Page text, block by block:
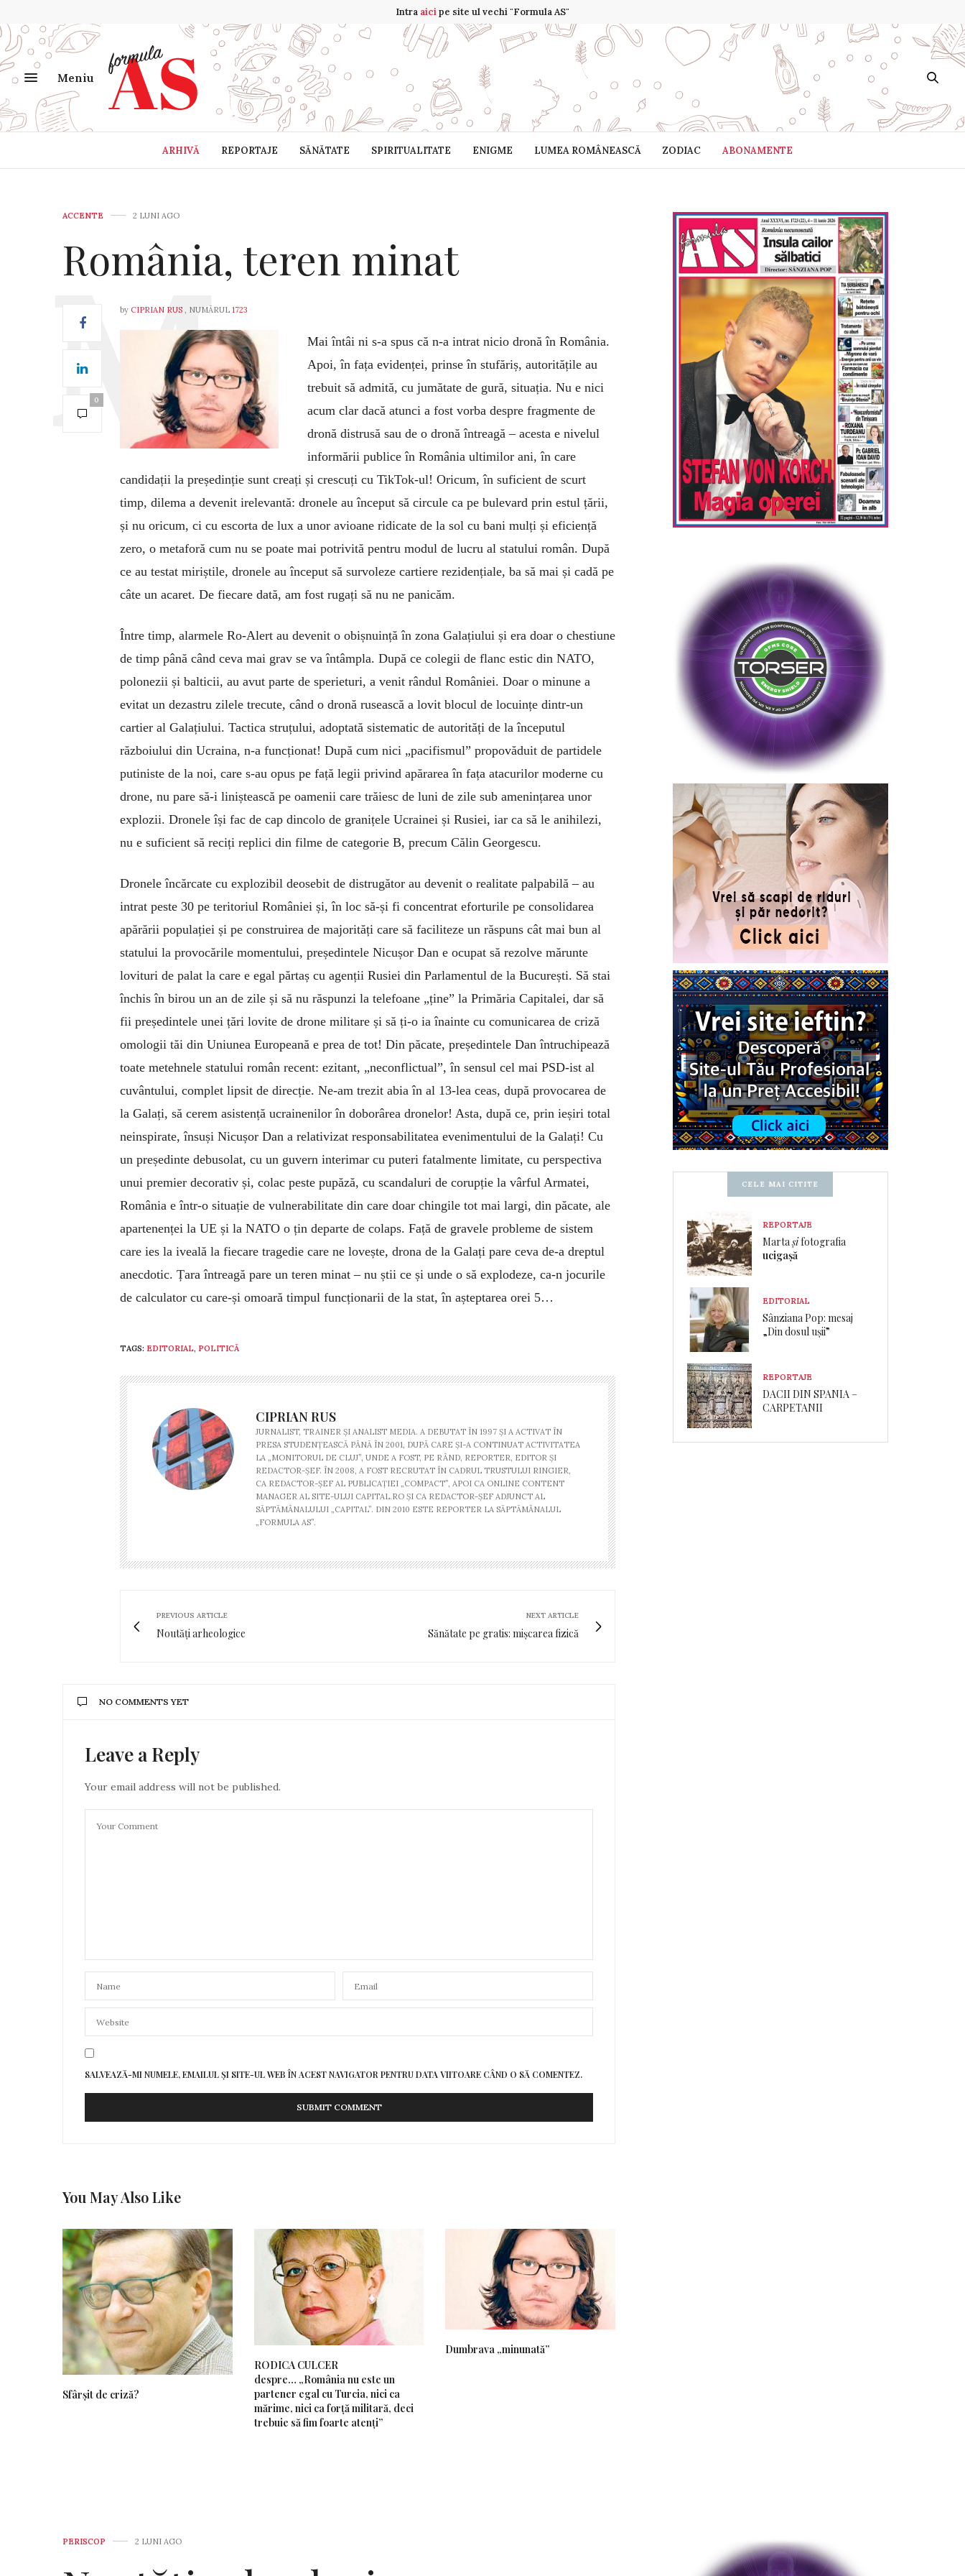
Intra aicipe site ul vechi "Formula AS"
Meniu
ARHIVĂ REPORTAJE SĂNĂTATE SPIRITUALITATE ENIGME LUMEA ROMÂNEASCĂ ZODIAC ABONAMENTE
ACCENTE 2 LUNI AGO
România, teren minat
0
by CIPRIAN RUS , NUMĂRUL 1723
Mai întâi ni s-a spus că n-a intrat nicio dronă în România.
Apoi, în fața evidenței, prinse în stufăriș, autoritățile au
trebuit să admită, cu jumătate de gură, situația. Nu e nici
acum clar dacă atunci a fost vorba despre fragmente de
dronă distrusă sau de o dronă întreagă – acesta e nivelul
informării publice în România ultimilor ani, în care
candidații la președinție sunt creați și crescuți cu TikTok-ul! Oricum, în suficient de scurt
timp, dilema a devenit irelevantă: dronele au început să circule ca pe bulevard prin estul țării,
și nu oricum, ci cu escorta de lux a unor avioane ridicate de la sol cu bani mulți și eficiență
zero, o metaforă cum nu se poate mai potrivită pentru modul de lucru al statului român. După
ce au testat miriștile, dronele au început să survoleze cartiere rezidențiale, ba să mai și cadă pe
câte un acaret. De fiecare dată, am fost rugați să nu ne panicăm.
Între timp, alarmele Ro-Alert au devenit o obișnuință în zona Galațiului și era doar o chestiune
de timp până când ceva mai grav se va întâmpla. După ce colegii de flanc estic din NATO,
polonezii și balticii, au avut parte de sperieturi, a venit rândul României. Doar o minune a
evitat un dezastru zilele trecute, când o dronă rusească a lovit blocul de locuințe dintr-un
cartier al Galațiului. Tactica struțului, adoptată sistematic de autorități de la începutul
războiului din Ucraina, n-a funcționat! După cum nici „pacifismul” propovăduit de partidele
putiniste de la noi, care s-au opus pe față legii privind apărarea în fața atacurilor moderne cu
drone, nu pare să-i liniștească pe oamenii care trăiesc de luni de zile sub amenințarea unor
explozii. Dronele își fac de cap dincolo de granițele Ucrainei și Rusiei, iar ca să le anihilezi,
nu e suficient să reciți replici din filme de categorie B, precum Călin Georgescu.
Dronele încărcate cu explozibil deosebit de distrugător au devenit o realitate palpabilă – au
intrat peste 30 pe teritoriul României și, în loc să-și fi concentrat eforturile pe consolidarea
apărării populației și pe construirea de majorități care să faciliteze un răspuns cât mai bun al
statului la provocările momentului, președintele Nicușor Dan e ocupat să rezolve mărunte
lovituri de palat la care e egal părtaș cu agenții Rusiei din Parlamentul de la București. Să stai
închis în birou un an de zile și să nu răspunzi la telefoane „ține” la Primăria Capitalei, dar să
fii președintele unei țări lovite de drone militare și să ți-o ia înainte cu comunicarea de criză
omologii tăi din Uniunea Europeană e prea de tot! Din păcate, președintele Dan întruchipează
toate metehnele statului român recent: ezitant, „neconflictual”, în sensul cel mai PSD-ist al
cuvântului, complet lipsit de direcție. Ne-am trezit abia în al 13-lea ceas, după provocarea de
la Galați, să cerem asistență ucrainenilor în doborârea dronelor! Asta, după ce, prin ieșiri total
neinspirate, însuși Nicușor Dan a relativizat responsabilitatea evenimentului de la Galați! Cu
un președinte debusolat, cu un guvern interimar cu puteri fatalmente limitate, cu perspectiva
unui premier decorativ și, colac peste pupăză, cu scandaluri de corupție la vârful Armatei,
România e într-o situație de vulnerabilitate din care doar chingile tot mai largi, din păcate, ale
apartenenței la UE și la NATO o țin departe de colaps. Față de gravele probleme de sistem
care ies la iveală la fiecare tragedie care ne lovește, drona de la Galați pare ceva de-a dreptul
anecdotic. Țara întreagă pare un teren minat – nu știi ce și unde o să explodeze, ca-n jocurile
de calculator cu care-și omoară timpul funcționarii de la stat, în așteptarea orei 5…
TAGS: EDITORIAL, POLITICĂ
CIPRIAN RUS
JURNALIST, TRAINER ŞI ANALIST MEDIA. A DEBUTAT ÎN 1997 ŞI A ACTIVAT ÎN
PRESA STUDENŢEASCĂ PÂNĂ ÎN 2001, DUPĂ CARE ŞI-A CONTINUAT ACTIVITATEA
LA „MONITORUL DE CLUJ”, UNDE A FOST, PE RÂND, REPORTER, EDITOR ŞI
REDACTOR-ŞEF. ÎN 2008, A FOST RECRUTAT ÎN CADRUL TRUSTULUI RINGIER,
CA REDACTOR-ŞEF AL PUBLICAŢIEI „COMPACT”, APOI CA ONLINE CONTENT
MANAGER AL SITE-ULUI CAPITAL.RO ŞI CA REDACTOR-ŞEF ADJUNCT AL
SĂPTĂMÂNALULUI „CAPITAL”. DIN 2010 ESTE REPORTER LA SĂPTĂMÂNALUL
„FORMULA AS”.
PREVIOUS ARTICLE
Noutăți arheologice
NEXT ARTICLE
Sănătate pe gratis: mișcarea fizică
NO COMMENTS YET
Leave a Reply
Your email address will not be published.
SALVEAZĂ-MI NUMELE, EMAILUL ȘI SITE-UL WEB ÎN ACEST NAVIGATOR PENTRU DATA VIITOARE CÂND O SĂ COMENTEZ.
You May Also Like
Sfârșit de criză?
RODICA CULCER
despre… „România nu este un
partener egal cu Turcia, nici ca
mărime, nici ca forță militară, deci
trebuie să fim foarte atenți”
Dumbrava „minunată”
CELE MAI CITITE
REPORTAJE
Martașifotografia
ucigașă
EDITORIAL
Sânziana Pop: mesaj
„Din dosul ușii”
REPORTAJE
DACII DIN SPANIA –
CARPETANII
PERISCOP 2 LUNI AGO